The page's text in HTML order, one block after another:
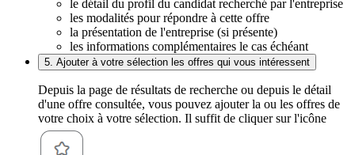
le détail du profil du candidat recherché par l'entreprise
les modalités pour répondre à cette offre
la présentation de l'entreprise (si présente)
les informations complémentaires le cas échéant
5. Ajouter à votre sélection les offres qui vous intéressent
Depuis la page de résultats de recherche ou depuis le détail
d'une offre consultée, vous pouvez ajouter la ou les offres de
votre choix à votre sélection. Il suffit de cliquer sur l'icône